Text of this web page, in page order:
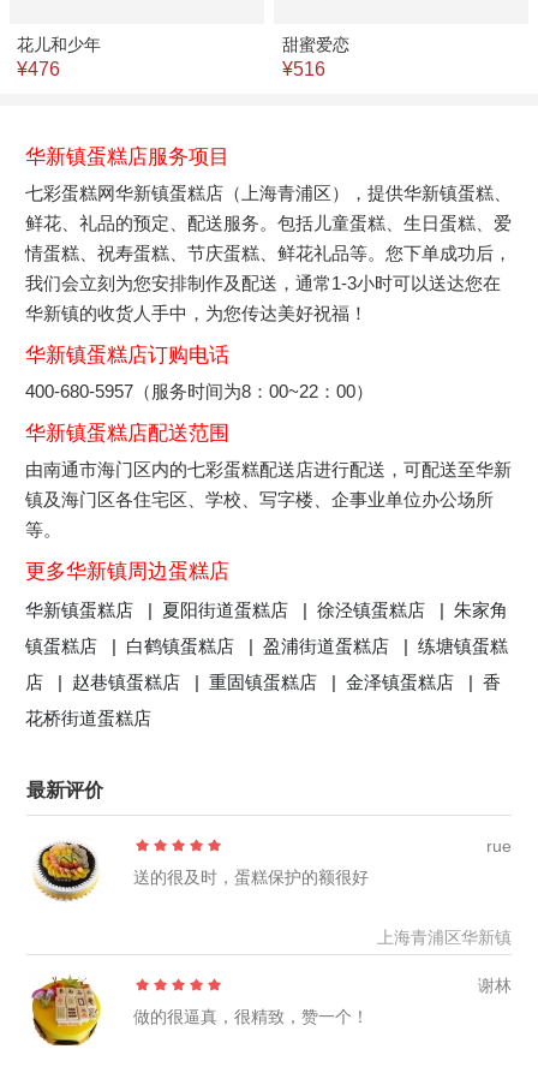
花儿和少年
¥476
甜蜜爱恋
¥516
华新镇蛋糕店服务项目
七彩蛋糕网华新镇蛋糕店（上海青浦区），提供华新镇蛋糕、
鲜花、礼品的预定、配送服务。包括儿童蛋糕、生日蛋糕、爱
情蛋糕、祝寿蛋糕、节庆蛋糕、鲜花礼品等。您下单成功后，
我们会立刻为您安排制作及配送，通常1-3小时可以送达您在
华新镇的收货人手中，为您传达美好祝福！
华新镇蛋糕店订购电话
400-680-5957（服务时间为8：00~22：00）
华新镇蛋糕店配送范围
由南通市海门区内的七彩蛋糕配送店进行配送，可配送至华新
镇及海门区各住宅区、学校、写字楼、企事业单位办公场所
等。
更多华新镇周边蛋糕店
华新镇蛋糕店 | 夏阳街道蛋糕店 |徐泾镇蛋糕店 |朱家角
镇蛋糕店 | 白鹤镇蛋糕店 |盈浦街道蛋糕店 |练塘镇蛋糕
店 | 赵巷镇蛋糕店 |重固镇蛋糕店 |金泽镇蛋糕店 |香
花桥街道蛋糕店
最新评价
rue
送的很及时，蛋糕保护的额很好
上海青浦区华新镇
谢林
做的很逼真，很精致，赞一个！